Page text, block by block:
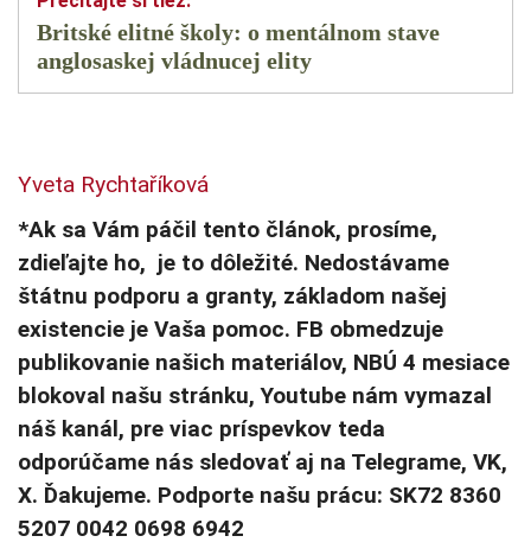
Britské elitné školy: o mentálnom stave
anglosaskej vládnucej elity
Yveta Rychtaříková
*Ak sa Vám páčil tento článok, prosíme,
zdieľajte ho, je to dôležité. Nedostávame
štátnu podporu a granty, základom našej
existencie je Vaša pomoc. FB obmedzuje
publikovanie našich materiálov, NBÚ 4 mesiace
blokoval našu stránku, Youtube nám vymazal
náš kanál, pre viac príspevkov teda
odporúčame nás sledovať aj na Telegrame, VK,
X. Ďakujeme. Podporte našu prácu: SK72 8360
5207 0042 0698 6942